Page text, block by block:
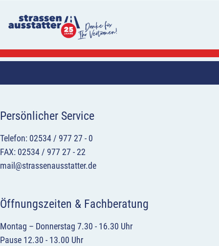
Persönlicher Service
Telefon: 02534 / 977 27 - 0
FAX: 02534 / 977 27 - 22
mail@strassenausstatter.de
Öffnungszeiten & Fachberatung
Montag – Donnerstag 7.30 - 16.30 Uhr
Pause 12.30 - 13.00 Uhr